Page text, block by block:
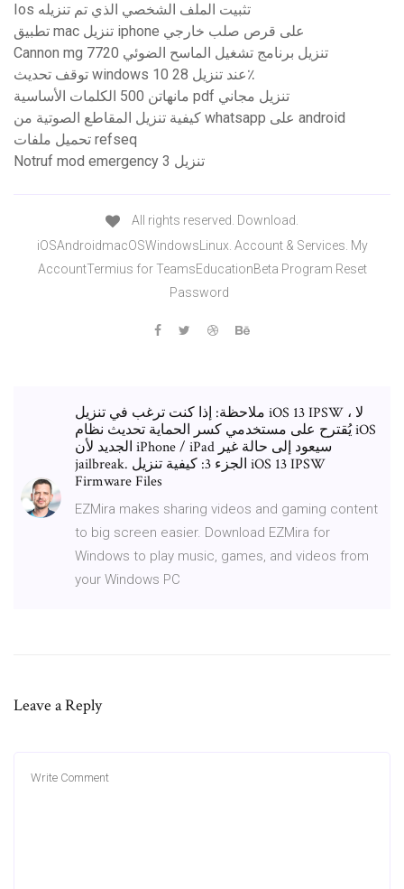
Ios تثبيت الملف الشخصي الذي تم تنزيله
تطبيق mac تنزيل iphone على قرص صلب خارجي
Cannon mg 7720 تنزيل برنامج تشغيل الماسح الضوئي
توقف تحديث windows 10 عند تنزيل 28٪
مانهاتن 500 الكلمات الأساسية pdf تنزيل مجاني
كيفية تنزيل المقاطع الصوتية من whatsapp على android
تحميل ملفات refseq
Notruf mod emergency 3 تنزيل
All rights reserved. Download.
iOSAndroidmacOSWindowsLinux. Account & Services. My
AccountTermius for TeamsEducationBeta Program Reset
Password
ملاحظة: إذا كنت ترغب في تنزيل iOS 13 IPSW ، لا
يُقترح على مستخدمي كسر الحماية تحديث نظام iOS
الجديد لأن iPhone / iPad سيعود إلى حالة غير
jailbreak. الجزء 3: كيفية تنزيل iOS 13 IPSW
Firmware Files
EZMira makes sharing videos and gaming content
to big screen easier. Download EZMira for
Windows to play music, games, and videos from
your Windows PC
Leave a Reply